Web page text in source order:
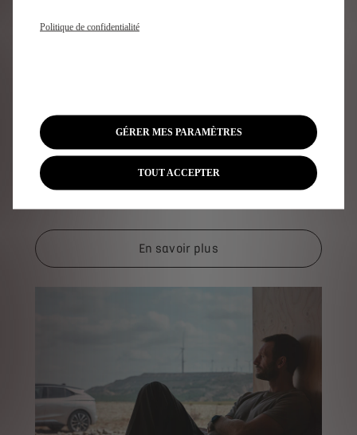
L'excellence DS Service
DS Service vous offre la tranquillité d'un entretien
En savoir plus
Politique de confidentialité
GÉRER MES PARAMÈTRES
TOUT ACCEPTER